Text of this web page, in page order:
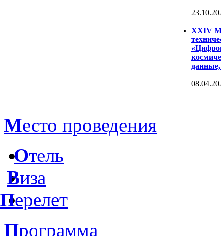
XXIV
данные,
Место проведения
Отель
Виза
Перелет
Программа